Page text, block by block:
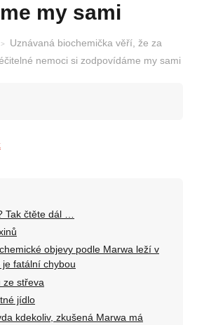
my sami
Uznávaná biochemička věří, že za
nemoci si zodpovídáme my sami
Tak čtěte dál …
objevy podle Marwa leží v
fatální chybou
ze střeva
jídlo
kdekoliv, zkušená Marwa má